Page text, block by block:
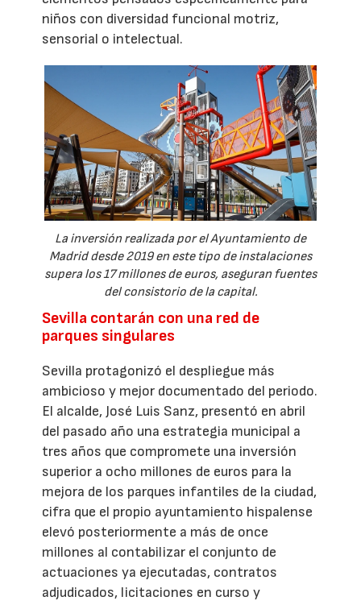
niños con diversidad funcional motriz,
sensorial o intelectual.
La inversión realizada por el Ayuntamiento de
Madrid desde 2019 en este tipo de instalaciones
supera los 17 millones de euros, aseguran fuentes
del consistorio de la capital.
Sevilla contarán con una red de
parques singulares
Sevilla protagonizó el despliegue más
ambicioso y mejor documentado del periodo.
El alcalde, José Luis Sanz, presentó en abril
del pasado año una estrategia municipal a
tres años que compromete una inversión
superior a ocho millones de euros para la
mejora de los parques infantiles de la ciudad,
cifra que el propio ayuntamiento hispalense
elevó posteriormente a más de once
millones al contabilizar el conjunto de
actuaciones ya ejecutadas, contratos
adjudicados, licitaciones en curso y